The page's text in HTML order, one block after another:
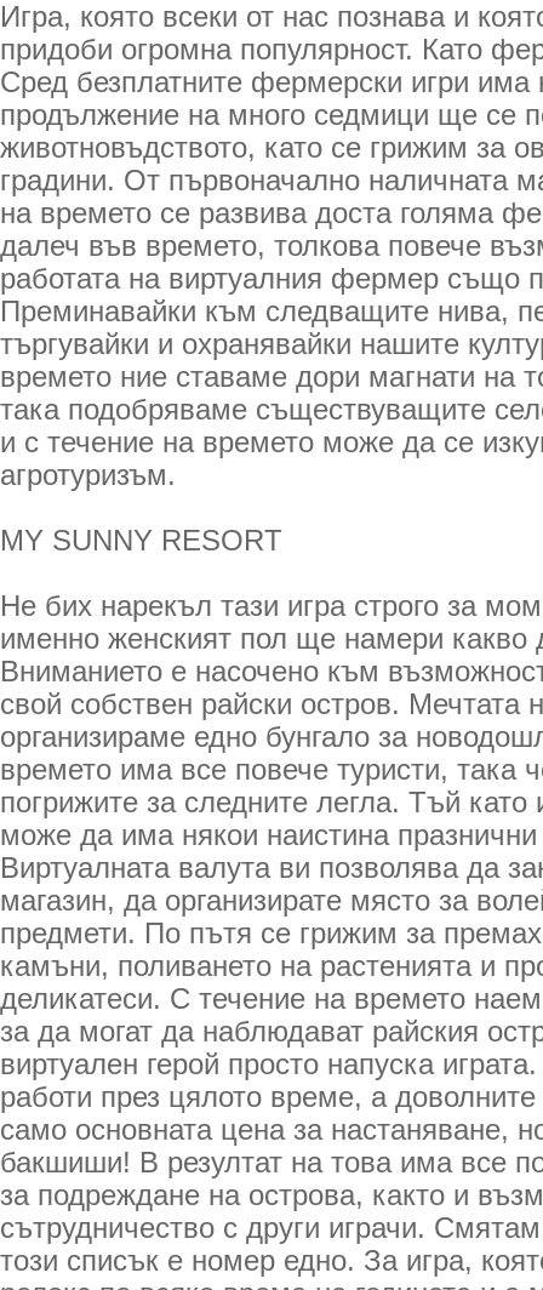
Игра, която всеки от нас познава и
придоби огромна популярност. Като
Сред безплатните фермерски игри има
продължение на много седмици ще се
животновъдството, като се грижим за
градини. От първоначално наличната
на времето се развива доста голяма
далеч във времето, толкова повече
работата на виртуалния фермер също
Преминавайки към следващите нива,
търгувайки и охранявайки нашите
времето ние ставаме дори магнати на
така подобряваме съществуващите
и с течение на времето може да се
агротуризъм.
MY SUNNY RESORT
Не бих нарекъл тази игра строго за
именно женският пол ще намери какво
Вниманието е насочено към
свой собствен райски остров. Мечтата
организираме едно бунгало за
времето има все повече туристи, така
погрижите за следните легла. Тъй като
може да има някои наистина празнични
Виртуалната валута ви позволява да
магазин, да организирате място за
предмети. По пътя се грижим за
камъни, поливането на растенията и
деликатеси. С течение на времето
за да могат да наблюдават райския
виртуален герой просто напуска
работи през цялото време, а
само основната цена за настаняване,
бакшиши! В резултат на това има все
за подреждане на острова, както и
сътрудничество с други играчи.
този списък е номер едно. За игра,